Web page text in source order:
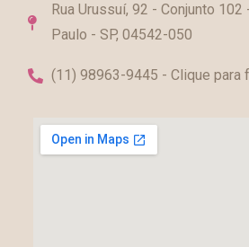
Rua Urussuí, 92 - Conjunto 102
Paulo - SP, 04542-050
(11) 98963-9445 - Clique para